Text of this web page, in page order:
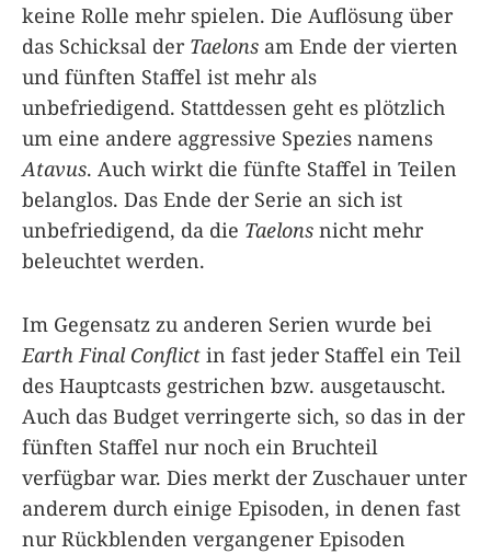
keine Rolle mehr spielen. Die Auflösung über
das Schicksal der Taelons am Ende der vierten
und fünften Staffel ist mehr als
unbefriedigend. Stattdessen geht es plötzlich
um eine andere aggressive Spezies namens
Atavus. Auch wirkt die fünfte Staffel in Teilen
belanglos. Das Ende der Serie an sich ist
unbefriedigend, da die Taelons nicht mehr
beleuchtet werden.
Im Gegensatz zu anderen Serien wurde bei
Earth Final Conflict in fast jeder Staffel ein Teil
des Hauptcasts gestrichen bzw. ausgetauscht.
Auch das Budget verringerte sich, so das in der
fünften Staffel nur noch ein Bruchteil
verfügbar war. Dies merkt der Zuschauer unter
anderem durch einige Episoden, in denen fast
nur Rückblenden vergangener Episoden